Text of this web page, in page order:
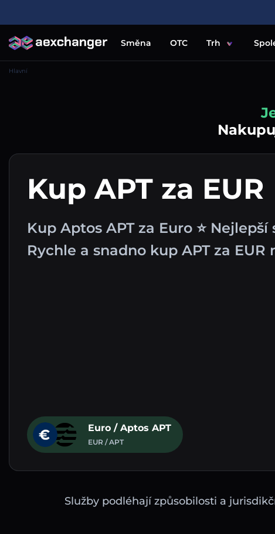
Směna OTC Trh
Hlavní
Kup APT za EUR
Kup Aptos APT za Euro ⭐
Rychle a snadno kup APT za EUR
Euro / Aptos APT
EUR / APT
Služby podléhají způsobilosti a